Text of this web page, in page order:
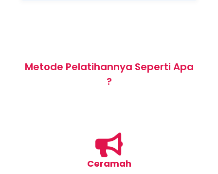
Metode Pelatihannya Seperti Apa
?
Ceramah